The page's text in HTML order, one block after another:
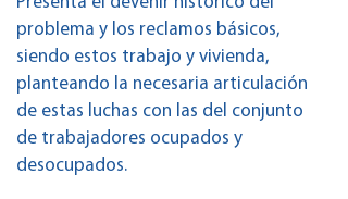
problema y los reclamos básicos,
siendo estos trabajo y vivienda,
planteando la necesaria articulación
de estas luchas con las del conjunto
de trabajadores ocupados y
desocupados.